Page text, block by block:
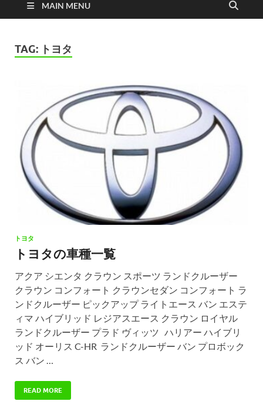
MAIN MENU
TAG: トヨタ
トヨタ
トヨタの車種一覧
アクア シエンタ クラウン スポーツ ランドクルーザー
クラウン コンフォート クラウンセダン コンフォート ラ
ンドクルーザー ピックアップ ライトエース バン エステ
ィマ ハイブリッド レジアスエース クラウン ロイヤル
ランドクルーザー プラド ヴィッツ ハリアー ハイブリ
ッド オーリス C-HR ランドクルーザー バン プロボック
ス バン …
READ MORE